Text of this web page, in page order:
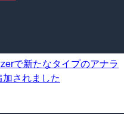
で新たなタイプのアナラ
されました